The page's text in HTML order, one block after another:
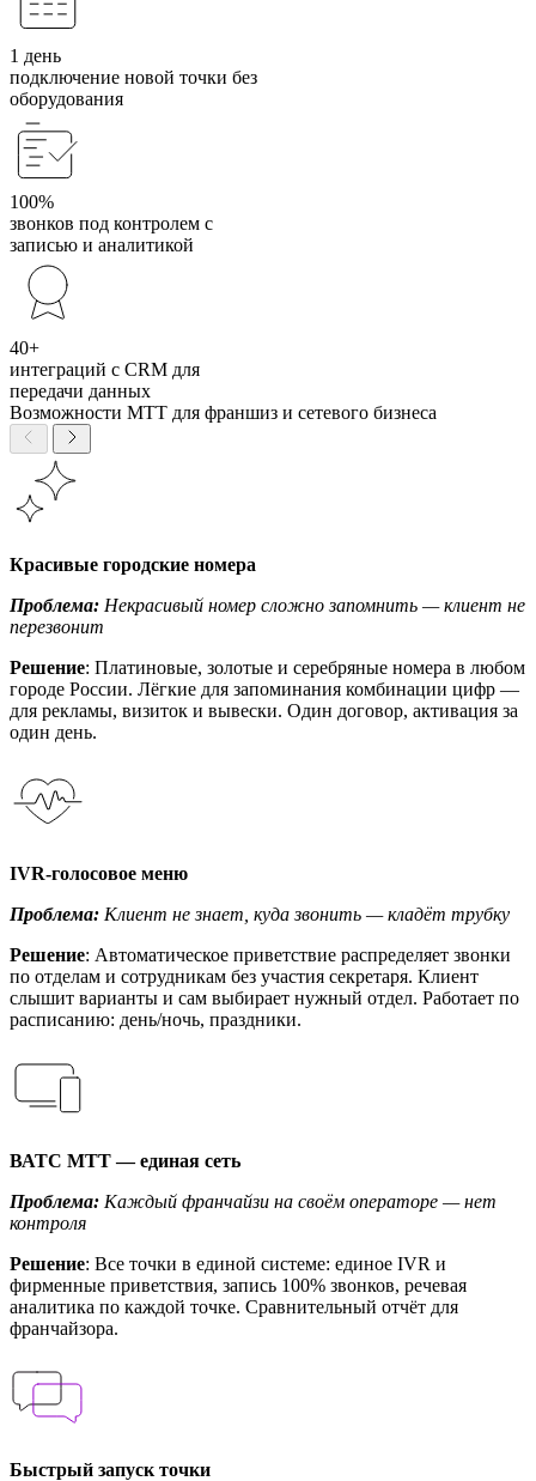
1 день
подключение новой точки без
оборудования
100%
звонков под контролем с
записью и аналитикой
40+
интеграций с CRM для
передачи данных
Возможности МТТ для франшиз и сетевого бизнеса
Красивые городские номера
Проблема: Некрасивый номер сложно запомнить — клиент не
перезвонит
Решение: Платиновые, золотые и серебряные номера в любом
городе России. Лёгкие для запоминания комбинации цифр —
для рекламы, визиток и вывески. Один договор, активация за
один день.
IVR-голосовое меню
Проблема: Клиент не знает, куда звонить — кладёт трубку
Решение: Автоматическое приветствие распределяет звонки
по отделам и сотрудникам без участия секретаря. Клиент
слышит варианты и сам выбирает нужный отдел. Работает по
расписанию: день/ночь, праздники.
ВАТС МТТ — единая сеть
Проблема: Каждый франчайзи на своём операторе — нет
контроля
Решение: Все точки в единой системе: единое IVR и
фирменные приветствия, запись 100% звонков, речевая
аналитика по каждой точке. Сравнительный отчёт для
франчайзора.
Быстрый запуск точки